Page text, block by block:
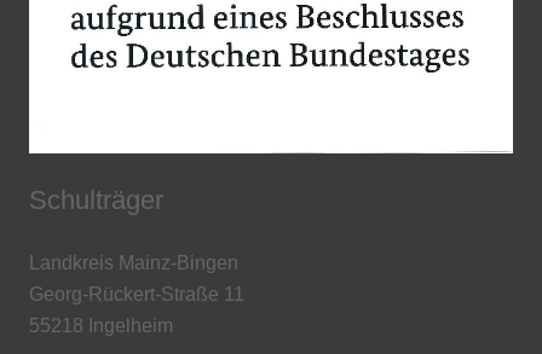
Schulträger
Landkreis Mainz-Bingen
Georg-Rückert-Straße 11
55218 Ingelheim